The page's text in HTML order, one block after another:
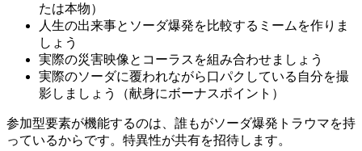
たは本物）
人生の出来事とソーダ爆発を比較するミームを作りま
しょう
実際の災害映像とコーラスを組み合わせましょう
実際のソーダに覆われながら口パクしている自分を撮
影しましょう（献身にボーナスポイント）
参加型要素が機能するのは、誰もがソーダ爆発トラウマを持
っているからです。特異性が共有を招待します。